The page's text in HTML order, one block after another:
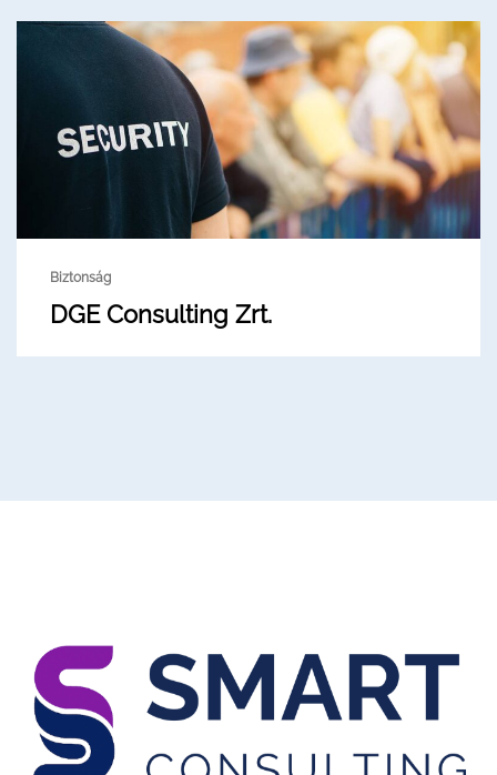
Biztonság
DGE Consulting Zrt.